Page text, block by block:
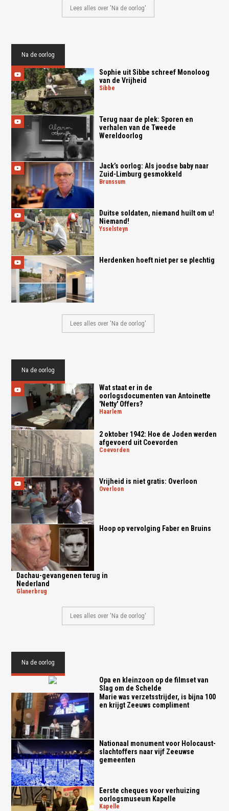
Lees alles over 'Na de oorlog'
Na de oorlog
Sophie uit Sibbe schreef Monoloog
van de Vrijheid
sibbe
Terug naar de plek: Sporen en
verhalen van de Tweede
Wereldoorlog
Jack’s oorlog: Als joodse baby naar
Zuid-Limburg gesmokkeld
brunssum
Duitse soldaten, niemand huilt om u!
Niemand!
ysselsteyn
Herdenken hoeft niet per se plechtig
Lees alles over 'Na de oorlog'
Na de oorlog
Wat staat er in de
oorlogsdocumenten van Antoinette
'Netty' Offers?
haarlem
2 oktober 1942: Hoe de Joden werden
afgevoerd uit Coevorden
coevorden
Vrijheid is niet gratis: Overloon
overloon
Hoop op vervolging Faber en Bruins
Dachau-gevangenen terug in
Nederland
glanerbrug
Lees alles over 'Na de oorlog'
Na de oorlog
Opa en kleinzoon op de filmset van
Slag om de Schelde
Marie was verzetsstrijder, is bijna 100
en krijgt Zeeuws compliment
Nationaal monument voor Holocaust-
slachtoffers naar vijf Zeeuwse
gemeenten
Eerste cheques voor verhuizing
oorlogsmuseum Kapelle
kapelle